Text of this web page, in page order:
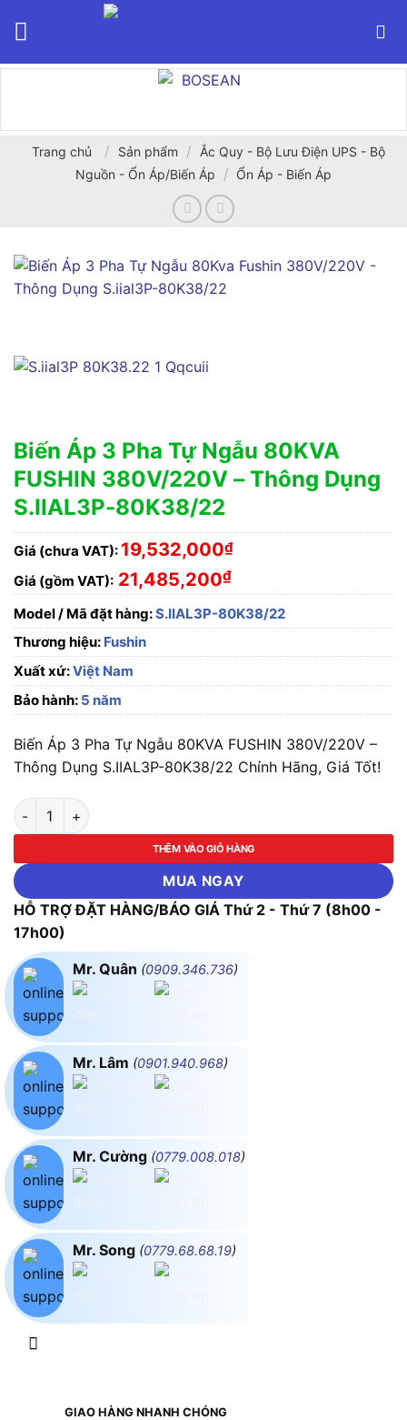
Trang chủ / Sản phẩm /
Ắc Quy - Bộ Lưu Điện UPS - Bộ
Nguồn - Ổn Áp/Biến Áp
/ Ổn Áp - Biến Áp
Biến Áp 3 Pha Tự Ngẫu 80KVA
FUSHIN 380V/220V – Thông Dụng
S.IIAL3P-80K38/22
Giá (chưa VAT): 19,532,000₫
Giá (gồm VAT): 21,485,200₫
Model / Mã đặt hàng:S.IIAL3P-80K38/22
Thương hiệu: Fushin
Xuất xứ:Việt Nam
Bảo hành: 5 năm
Biến Áp 3 Pha Tự Ngẫu 80KVA FUSHIN 380V/220V –
Thông Dụng S.IIAL3P-80K38/22 Chính Hãng, Giá Tốt!
Biến Áp 3 Pha Tự Ngẫu 80KVA FUSHIN 380V/220V - Thông
THÊM VÀO GIỎ HÀNG
MUA NGAY
HỖ TRỢ ĐẶT HÀNG/BÁO GIÁ Thứ 2 - Thứ 7 (8h00 -
17h00)
Mr. Quân (0909.346.736)
Mr. Lâm (0901.940.968)
Mr. Cường (0779.008.018)
Mr. Song (0779.68.68.19)
GIAO HÀNG NHANH CHÓNG